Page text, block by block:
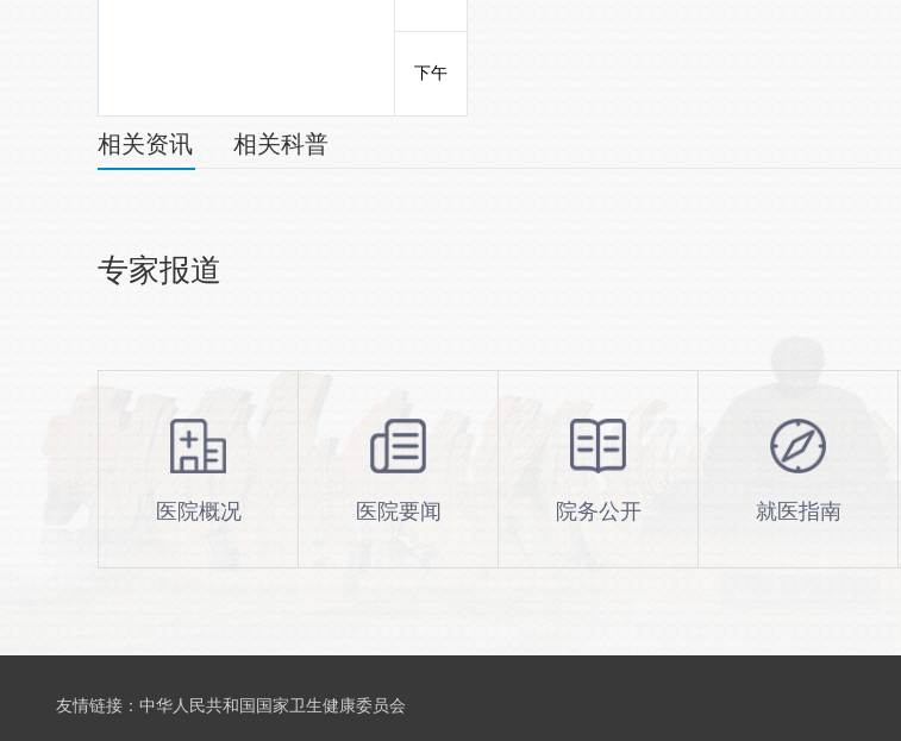
下午
相关资讯 相关科普
专家报道
医院概况 医院要闻 院务公开 就医指南
友情链接： 中华人民共和国国家卫生健康委员会